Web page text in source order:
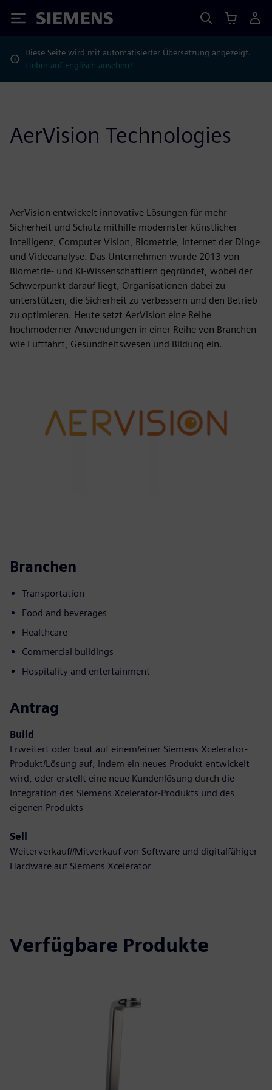
Siemens
Diese Seite wird mit automatisierter Übersetzung angezeigt.
Lieber auf Englisch ansehen?
AerVision Technologies
AerVision entwickelt innovative Lösungen für mehr
Sicherheit und Schutz mithilfe modernster künstlicher
Intelligenz, Computer Vision, Biometrie, Internet der Dinge
und Videoanalyse. Das Unternehmen wurde 2013 von
Biometrie- und KI-Wissenschaftlern gegründet, wobei der
Schwerpunkt darauf liegt, Organisationen dabei zu
unterstützen, die Sicherheit zu verbessern und den Betrieb
zu optimieren. Heute setzt AerVision eine Reihe
hochmoderner Anwendungen in einer Reihe von Branchen
wie Luftfahrt, Gesundheitswesen und Bildung ein.
Branchen
Transportation
Food and beverages
Healthcare
Commercial buildings
Hospitality and entertainment
Antrag
Build
Erweitert oder baut auf einem/einer Siemens Xcelerator-
Produkt/Lösung auf, indem ein neues Produkt entwickelt
wird, oder erstellt eine neue Kundenlösung durch die
Integration des Siemens Xcelerator-Produkts und des
eigenen Produkts
Sell
Weiterverkauf//Mitverkauf von Software und digitalfähiger
Hardware auf Siemens Xcelerator
Verfügbare Produkte